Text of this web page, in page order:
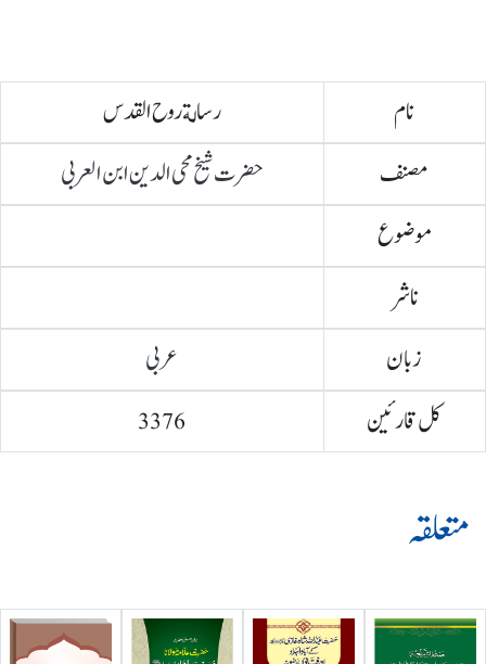
رسالة روح القدس
نام
حضرت شیخ محی الدین ابن العربی
مصنف
موضوع
ناشر
عربی
زبان
3376
کل قارئین
متعلقہ